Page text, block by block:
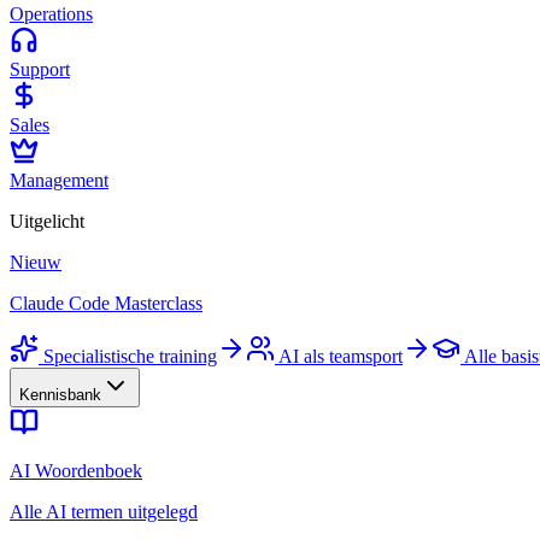
Operations
Support
Sales
Management
Uitgelicht
Nieuw
Claude Code Masterclass
Specialistische training AI als teamsport Alle
Kennisbank
AI Woordenboek
Alle AI termen uitgelegd